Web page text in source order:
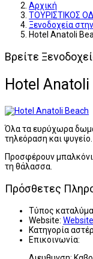
Αρχική
ΤΟΥΡΙΣΤΙΚΟΣ
Ξενοδοχεία
Hotel Anatoli
Βρείτε
Hotel Anatoli
Όλα τα ευρύχωρα
τηλεόραση και ψυγείο.
Προσφέρουν
τη θάλασσα.
Πρόσθετες
Τύπος
Website: Website
Κατηγορία
Επικοινωνία: